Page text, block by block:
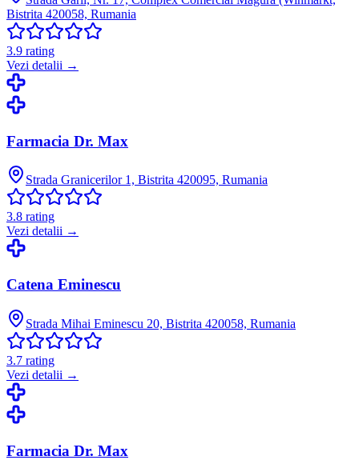
Bistrita 420058, Rumania
3.9 rating
Vezi detalii →
Farmacia Dr. Max
Strada Granicerilor 1, Bistrita 420095, Rumania
3.8 rating
Vezi detalii →
Catena Eminescu
Strada Mihai Eminescu 20, Bistrita 420058, Rumania
3.7 rating
Vezi detalii →
Farmacia Dr. Max